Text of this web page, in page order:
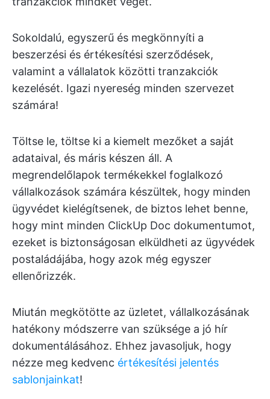
Sokoldalú, egyszerű és megkönnyíti a
beszerzési és értékesítési szerződések,
valamint a vállalatok közötti tranzakciók
kezelését. Igazi nyereség minden szervezet
számára!
Töltse le, töltse ki a kiemelt mezőket a saját
adataival, és máris készen áll. A
megrendelőlapok termékekkel foglalkozó
vállalkozások számára készültek, hogy minden
ügyvédet kielégítsenek, de biztos lehet benne,
hogy mint minden ClickUp Doc dokumentumot,
ezeket is biztonságosan elküldheti az ügyvédek
postaládájába, hogy azok még egyszer
ellenőrizzék.
Miután megkötötte az üzletet, vállalkozásának
hatékony módszerre van szüksége a jó hír
dokumentálásához. Ehhez javasoljuk, hogy
nézze meg kedvenc értékesítési jelentés
sablonjainkat!